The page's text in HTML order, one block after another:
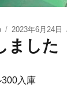
2023年6月24日
ました
入庫